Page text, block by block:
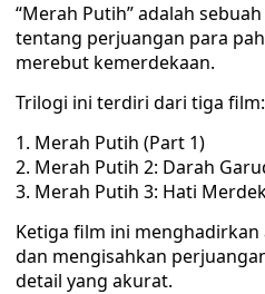
“Merah Putih” adalah
tentang perjuangan para
merebut kemerdekaan.
Trilogi ini terdiri dari tiga film:
Merah Putih (Part 1)
Merah Putih 2: Darah
Merah Putih 3: Hati
Ketiga film ini
dan mengisahkan
detail yang akurat.